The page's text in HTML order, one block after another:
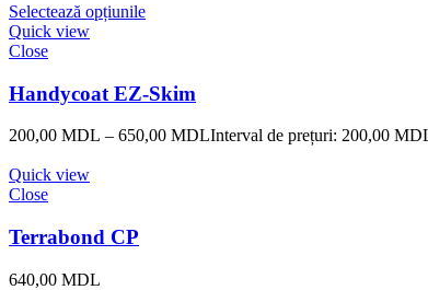
Selectează opțiunile
Quick view
Close
Handycoat EZ-Skim
200,00 MDL – 650,00 MDLInterval de prețuri: 200,00
Quick view
Close
Terrabond CP
640,00 MDL